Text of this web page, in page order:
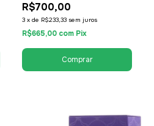
Parfum Tester - Unissex /
Compartilhável
R$700,00
3 x de R$233,33 sem juros
R$665,00 com Pix